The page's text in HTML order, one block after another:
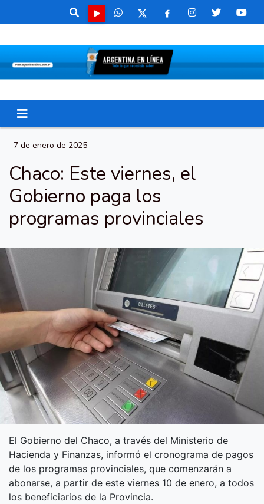
7 de enero de 2025
Chaco: Este viernes, el
Gobierno paga los
programas provinciales
El Gobierno del Chaco, a través del Ministerio de
Hacienda y Finanzas, informó el cronograma de pagos
de los programas provinciales, que comenzarán a
abonarse, a partir de este viernes 10 de enero, a todos
los beneficiarios de la Provincia.